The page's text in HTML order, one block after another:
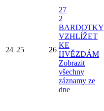
24 25 26
27
2
BARDOTKY
VZHLÍŽET
KE
HVĚZDÁM
Zobrazit
všechny
záznamy ze
dne